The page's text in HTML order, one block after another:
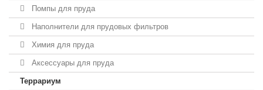
Помпы для пруда
Наполнители для прудовых фильтров
Химия для пруда
Аксессуары для пруда
Террариум